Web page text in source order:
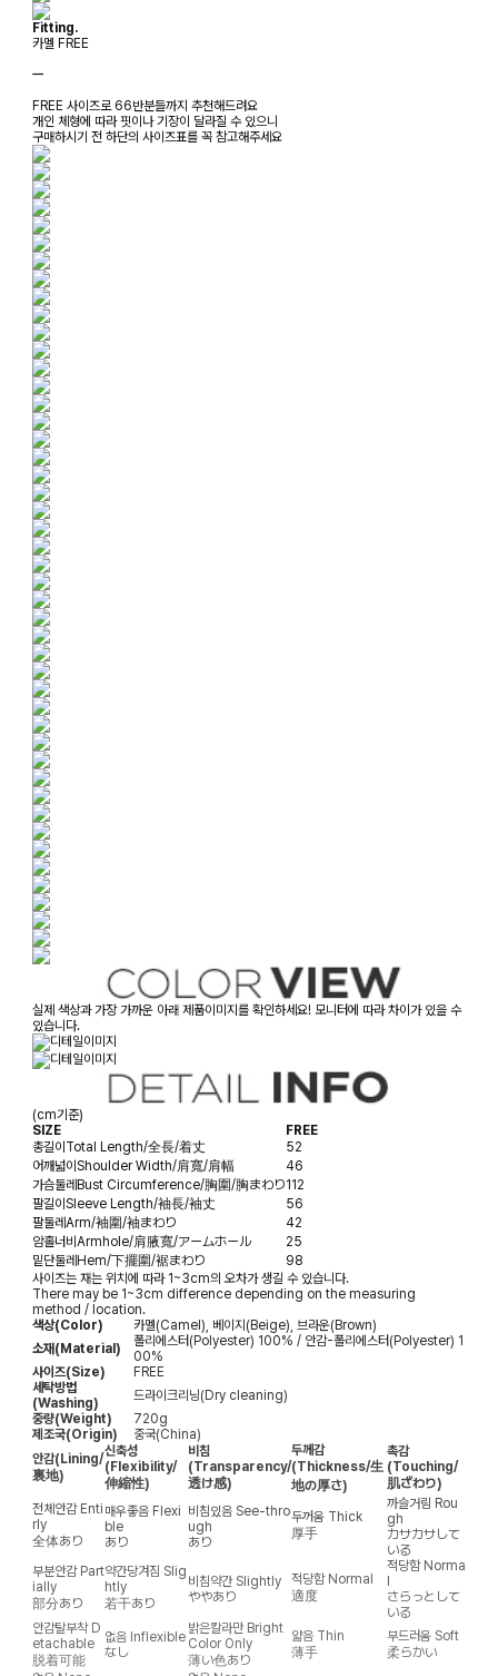
Fitting.
카멜 FREE
ㅡ
FREE 사이즈로 66반분들까지 추천해드려요
개인 체형에 따라 핏이나 기장이 달라질 수 있으니
구매하시기 전 하단의 사이즈표를 꼭 참고해주세요
실제 색상과 가장 가까운 아래 제품이미지를 확인하세요! 모니터에 따라 차이가 있을 수
있습니다.
(cm기준)
SIZE
FREE
총길이Total Length/全長/着丈
52
어깨넓이Shoulder Width/肩寬/肩幅
46
가슴둘레Bust Circumference/胸圍/胸まわり112
팔길이Sleeve Length/袖長/袖丈
56
팔둘레Arm/袖圍/袖まわり
42
암홀너비Armhole/肩腋寬/アームホール
25
밑단둘레Hem/下擺圍/裾まわり
98
사이즈는 재는 위치에 따라 1~3cm의 오차가 생길 수 있습니다.
There may be 1~3cm difference depending on the measuring
method / location.
색상(Color)
카멜(Camel), 베이지(Beige), 브라운(Brown)
소재(Material)
폴리에스터(Polyester) 100% / 안감-폴리에스터(Polyester) 1
00%
사이즈(Size)
FREE
세탁방법
(Washing)
드라이크리닝(Dry cleaning)
중량(Weight)
720g
제조국(Origin)
중국(China)
안감(Lining/
裏地)
신축성
(Flexibility/
伸縮性)
비침
(Transparency/
透け感)
두께감
(Thickness/生
地の厚さ)
촉감
(Touching/
肌ざわり)
전체안감 Enti
rly
全体あり
매우좋음 Flexi
ble
あり
비침있음 See-thro
ugh
あり
두꺼움 Thick
厚手
까슬거림 Rou
gh
カサカサして
いる
부분안감 Part
ially
部分あり
약간당겨짐 Slig
htly
若干あり
비침약간 Slightly
ややあり
적당함 Normal
適度
적당함 Norma
l
さらっとして
いる
안감탈부착 D
etachable
脱着可能
없음 Inflexible
なし
밝은칼라만 Bright
Color Only
薄い色あり
얇음 Thin
薄手
부드러움 Soft
柔らかい